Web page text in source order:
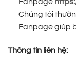
Chúng tôi
Fanpage giúp
Thông tin liên hệ: